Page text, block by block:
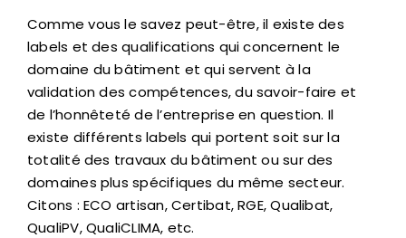
Comme vous le savez peut-être, il existe des
labels et des qualifications qui concernent le
domaine du bâtiment et qui servent à la
validation des compétences, du savoir-faire et
de l’honnêteté de l’entreprise en question. Il
existe différents labels qui portent soit sur la
totalité des travaux du bâtiment ou sur des
domaines plus spécifiques du même secteur.
Citons : ECO artisan, Certibat, RGE, Qualibat,
QualiPV, QualiCLIMA, etc.